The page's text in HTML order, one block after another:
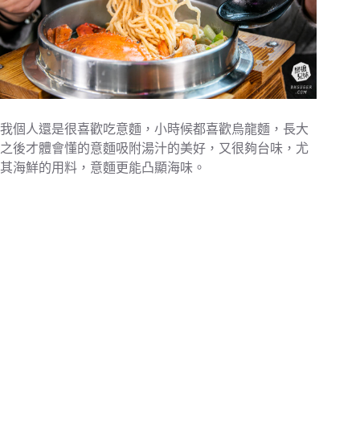
我個人還是很喜歡吃意麵，小時候都喜歡烏龍麵，長大
之後才體會懂的意麵吸附湯汁的美好，又很夠台味，尤
其海鮮的用料，意麵更能凸顯海味。